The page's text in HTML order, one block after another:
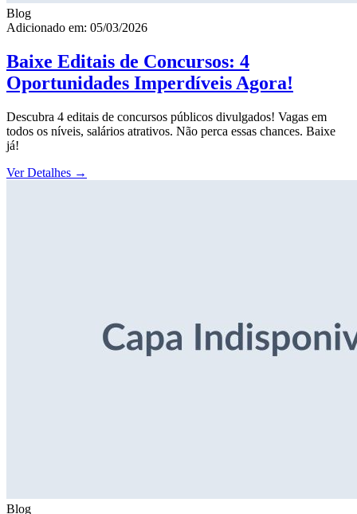
Blog
Adicionado em: 05/03/2026
Baixe Editais de Concursos: 4
Oportunidades Imperdíveis Agora!
Descubra 4 editais de concursos públicos divulgados! Vagas em
todos os níveis, salários atrativos. Não perca essas chances. Baixe
já!
Ver Detalhes →
Blog